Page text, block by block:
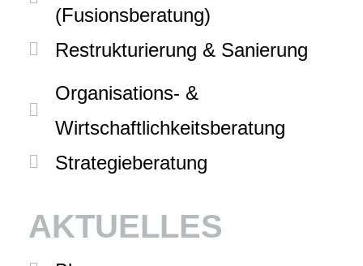
(Fusionsberatung)
Restrukturierung & Sanierung
Organisations- &
Wirtschaftlichkeitsberatung
Strategieberatung
AKTUELLES